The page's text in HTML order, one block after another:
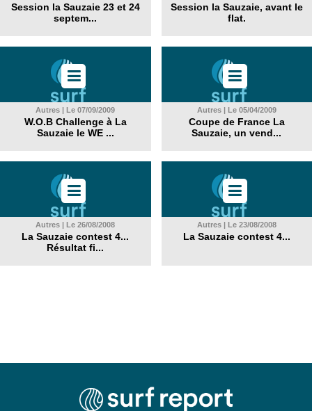
Session la Sauzaie 23 et 24
septem...
Session la Sauzaie, avant le
flat.
Autres | Le 07/09/2009
W.O.B Challenge à La
Sauzaie le WE ...
Autres | Le 05/04/2009
Coupe de France La
Sauzaie, un vend...
Autres | Le 26/08/2008
La Sauzaie contest 4...
Résultat fi...
Autres | Le 23/08/2008
La Sauzaie contest 4...